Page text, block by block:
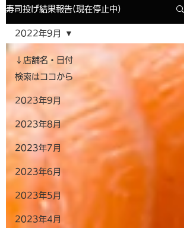
寿司投げ結果報告(現在停止中)
↓店舗名・日付
検索はココから
2023年9月
2023年8月
2023年7月
2023年6月
2023年5月
2023年4月
2022年9月